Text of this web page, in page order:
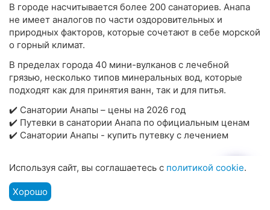
В городе насчитывается более 200 санаториев. Анапа
не имеет аналогов по части оздоровительных и
природных факторов, которые сочетают в себе морской
о горный климат.
В пределах города 40 мини-вулканов с лечебной
грязью, несколько типов минеральных вод, которые
подходят как для принятия ванн, так и для питья.
✔️ Санатории Анапы – цены на 2026 год
✔️ Путевки в санатории Анапа по официальным ценам
✔️ Санатории Анапы - купить путевку с лечением
Цены в санаториях Анапы в 2026
году
Меню
Используя сайт, вы соглашаетесь с политикой cookie.
Хорошо